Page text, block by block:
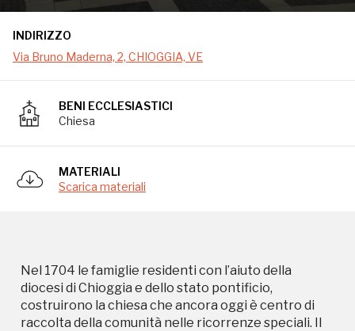
INDIRIZZO
Via Bruno Maderna, 2, CHIOGGIA, VE
BENI ECCLESIASTICI
Chiesa
MATERIALI
Scarica materiali
Nel 1704 le famiglie residenti con l’aiuto della
diocesi di Chioggia e dello stato pontificio,
costruirono la chiesa che ancora oggi è centro di
raccolta della comunità nelle ricorrenze speciali. Il
Via Bruno Maderna, 2, CHIOGGIA, VE
Nel 1704 le famiglie residenti con l’aiuto della
raccolta della comunità nelle ricorrenze speciali. Il
18 Gennaio dello stesso anno, con un decreto, il
Sant’ Anna iniziò il suo autonomo cammino
spirituale.